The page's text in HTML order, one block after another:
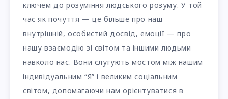
ключем до розуміння людського розуму. У той
час як почуття — це більше про наш
внутрішній, особистий досвід, емоції — про
нашу взаємодію зі світом та іншими людьми
навколо нас. Вони слугують мостом між нашим
індивідуальним “Я” і великим соціальним
світом, допомагаючи нам орієнтуватися в